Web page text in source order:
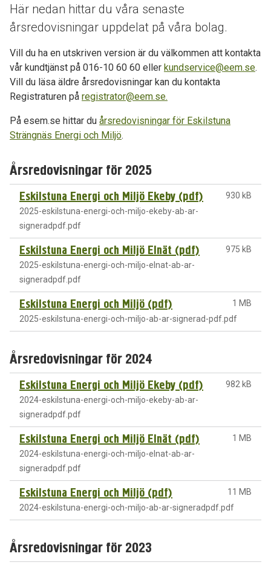
Här nedan hittar du våra senaste
årsredovisningar uppdelat på våra bolag.
Vill du ha en utskriven version är du välkommen att kontakta
vår kundtjänst på 016-10 60 60 eller kundservice@eem.se.
Vill du läsa äldre årsredovisningar kan du kontakta
Registraturen på registrator@eem.se.
På esem.se hittar du årsredovisningar för Eskilstuna
Strängnäs Energi och Miljö.
Årsredovisningar för 2025
Eskilstuna Energi och Miljö Ekeby (pdf)
930 kB
2025-eskilstuna-energi-och-miljo-ekeby-ab-ar-
signeradpdf.pdf
Eskilstuna Energi och Miljö Elnät (pdf)
975 kB
2025-eskilstuna-energi-och-miljo-elnat-ab-ar-
signeradpdf.pdf
Eskilstuna Energi och Miljö (pdf)
1 MB
2025-eskilstuna-energi-och-miljo-ab-ar-signerad-pdf.pdf
Årsredovisningar för 2024
Eskilstuna Energi och Miljö Ekeby (pdf)
982 kB
2024-eskilstuna-energi-och-miljo-ekeby-ab-ar-
signeradpdf.pdf
Eskilstuna Energi och Miljö Elnät (pdf)
1 MB
2024-eskilstuna-energi-och-miljo-elnat-ab-ar-
signeradpdf.pdf
Eskilstuna Energi och Miljö (pdf)
11 MB
2024-eskilstuna-energi-och-miljo-ab-ar-signeradpdf.pdf
Årsredovisningar för 2023